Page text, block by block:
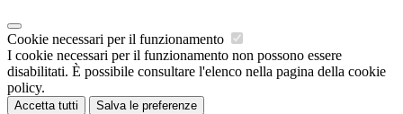
Cookie necessari per il funzionamento
I cookie necessari per il funzionamento non possono essere
disabilitati. È possibile consultare l'elenco nella pagina della cookie
policy.
Accetta tutti Salva le preferenze